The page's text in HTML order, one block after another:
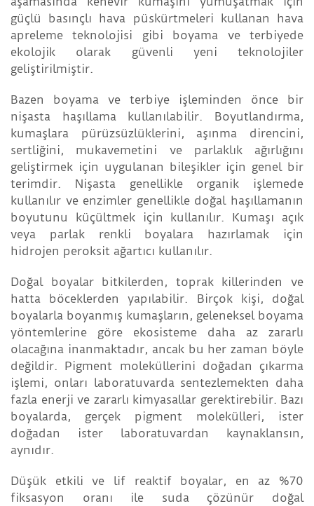
güçlü basınçlı hava püskürtmeleri kullanan hava
apreleme teknolojisi gibi boyama ve terbiyede
ekolojik olarak güvenli yeni teknolojiler
geliştirilmiştir.
Bazen boyama ve terbiye işleminden önce bir
nişasta haşıllama kullanılabilir. Boyutlandırma,
kumaşlara pürüzsüzlüklerini, aşınma direncini,
sertliğini, mukavemetini ve parlaklık ağırlığını
geliştirmek için uygulanan bileşikler için genel bir
terimdir. Nişasta genellikle organik işlemede
kullanılır ve enzimler genellikle doğal haşıllamanın
boyutunu küçültmek için kullanılır. Kumaşı açık
veya parlak renkli boyalara hazırlamak için
hidrojen peroksit ağartıcı kullanılır.
Doğal boyalar bitkilerden, toprak killerinden ve
hatta böceklerden yapılabilir. Birçok kişi, doğal
boyalarla boyanmış kumaşların, geleneksel boyama
yöntemlerine göre ekosisteme daha az zararlı
olacağına inanmaktadır, ancak bu her zaman böyle
değildir. Pigment moleküllerini doğadan çıkarma
işlemi, onları laboratuvarda sentezlemekten daha
fazla enerji ve zararlı kimyasallar gerektirebilir. Bazı
boyalarda, gerçek pigment molekülleri, ister
doğadan ister laboratuvardan kaynaklansın,
aynıdır.
Düşük etkili ve lif reaktif boyalar, en az %70
fiksasyon oranı ile suda çözünür doğal